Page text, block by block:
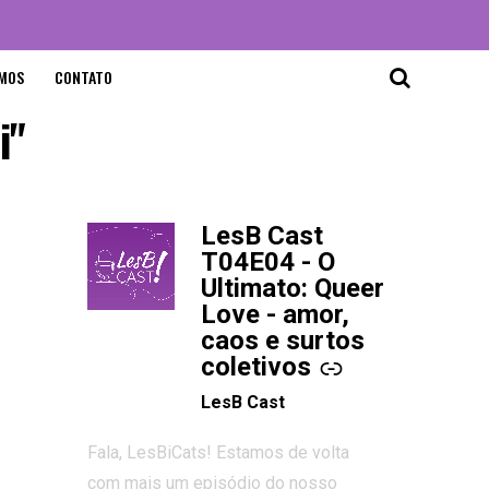
CONTATO
LesB Cast
T04E04 - O
Ultimato: Queer
Love - amor,
caos e surtos
coletivos
-
LesB Cast
Fala, LesBiCats! Estamos de volta
com mais um episódio do nosso